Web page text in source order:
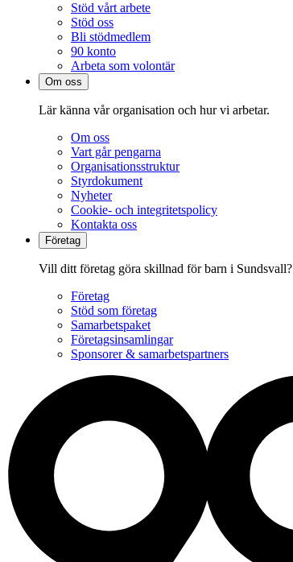
Stöd vårt arbete
Stöd oss
Bli stödmedlem
90 konto
Arbeta som volontär
Om oss
Lär känna vår organisation och hur vi arbetar.
Om oss
Vart går pengarna
Organisationsstruktur
Styrdokument
Nyheter
Cookie- och integritetspolicy
Kontakta oss
Företag
Vill ditt företag göra skillnad för barn i Sundsvall?
Företag
Stöd som företag
Samarbetspaket
Företagsinsamlingar
Sponsorer & samarbetspartners